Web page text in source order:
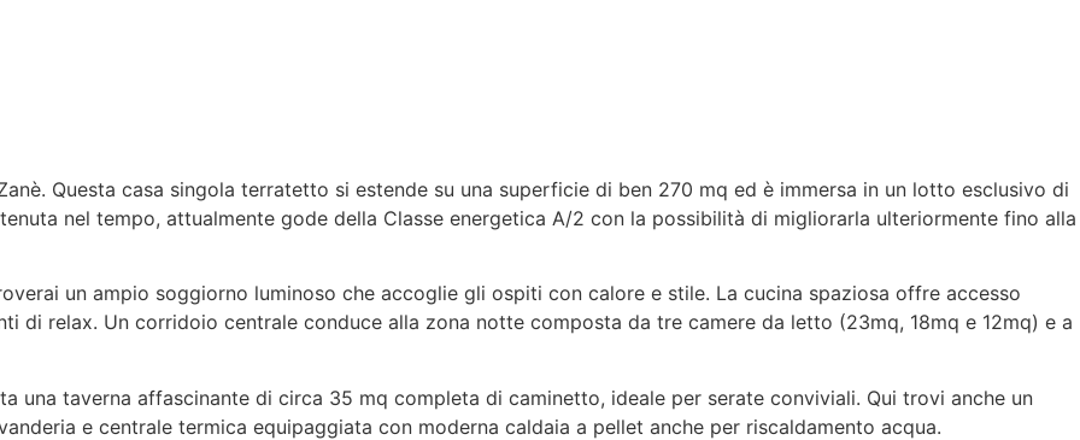
Questa casa singola terratetto si estende su una superficie di ben 270 mq ed è immersa in un lotto esclusivo di
nel tempo, attualmente gode della Classe energetica A/2 con la possibilità di migliorarla ulteriormente fino alla
un ampio soggiorno luminoso che accoglie gli ospiti con calore e stile. La cucina spaziosa offre accesso
di relax. Un corridoio centrale conduce alla zona notte composta da tre camere da letto (23mq, 18mq e 12mq) e a
una taverna affascinante di circa 35 mq completa di caminetto, ideale per serate conviviali. Qui trovi anche un
e centrale termica equipaggiata con moderna caldaia a pellet anche per riscaldamento acqua.